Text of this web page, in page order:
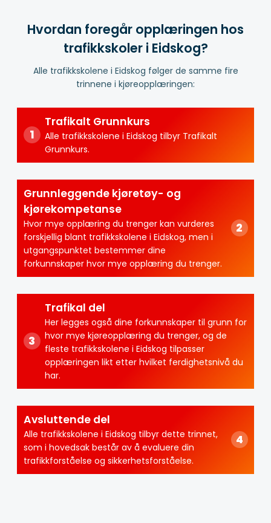
Hvordan foregår opplæringen hos
trafikkskoler i Eidskog?
Alle trafikkskolene i Eidskog følger de samme fire
trinnene i kjøreopplæringen:
Trafikalt Grunnkurs
Alle trafikkskolene i Eidskog tilbyr Trafikalt
Grunnkurs.
Grunnleggende kjøretøy- og
kjørekompetanse
Hvor mye opplæring du trenger kan vurderes
forskjellig blant trafikkskolene i Eidskog, men i
utgangspunktet bestemmer dine
forkunnskaper hvor mye opplæring du trenger.
Trafikal del
Her legges også dine forkunnskaper til grunn for
hvor mye kjøreopplæring du trenger, og de
fleste trafikkskolene i Eidskog tilpasser
opplæringen likt etter hvilket ferdighetsnivå du
har.
Avsluttende del
Alle trafikkskolene i Eidskog tilbyr dette trinnet,
som i hovedsak består av å evaluere din
trafikkforståelse og sikkerhetsforståelse.